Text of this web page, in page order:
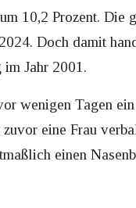
10,2 Prozent. Die
Doch damit
Jahr 2001.
wenigen Tagen
eine Frau
einen